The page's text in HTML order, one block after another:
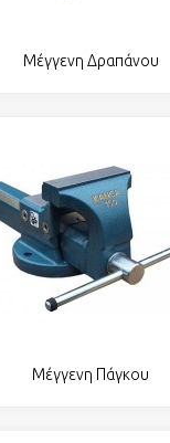
Μέγγενη Δραπάνου
Μέγγενη Πάγκου